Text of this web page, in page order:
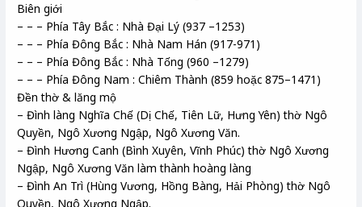
Biên giới
– – – Phía Tây Bắc : Nhà Đại Lý (937 –1253)
– – – Phía Đông Bắc : Nhà Nam Hán (917-971)
– – – Phía Đông Bắc : Nhà Tống (960 –1279)
– – – Phía Đông Nam : Chiêm Thành (859 hoặc 875–1471)
Đền thờ & lăng mộ
– Đình làng Nghĩa Chế (Dị Chế, Tiên Lữ, Hưng Yên) thờ Ngô
Quyền, Ngô Xương Ngập, Ngô Xương Văn.
– Đình Hương Canh (Bình Xuyên, Vĩnh Phúc) thờ Ngô Xương
Ngập, Ngô Xương Văn làm thành hoàng làng
– Đình An Trì (Hùng Vương, Hồng Bàng, Hải Phòng) thờ Ngô
Quyền, Ngô Xương Ngập.